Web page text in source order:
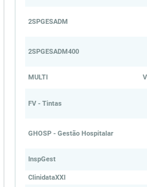
2SPGESADM
2SPGESADM400
MULTI
FV - Tintas
GHOSP - Gestão Hospitalar
InspGest
ClinidataXXI